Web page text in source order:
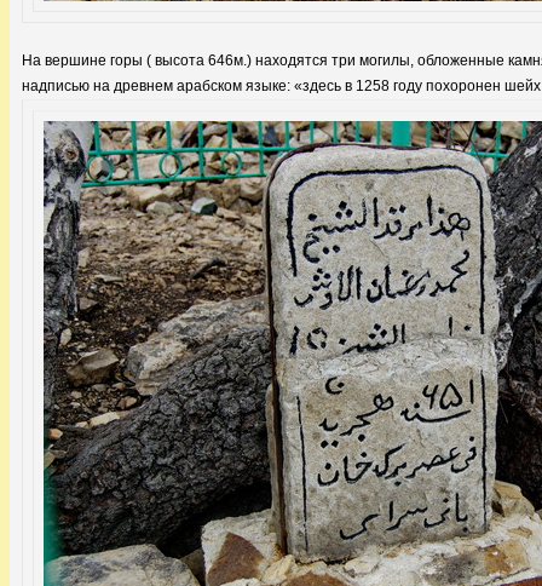
На вершине горы ( высота 646м.) находятся три могилы, обложенные
надписью на древнем арабском языке: «здесь в 1258 году похоронен